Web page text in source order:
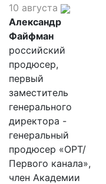
10 августа
Александр
Файфман
российский
продюсер,
первый
заместитель
генерального
директора -
генеральный
продюсер «ОРТ/
Первого канала»,
член Академии